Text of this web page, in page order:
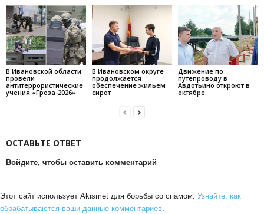
В Ивановской области
провели
антитеррористические
учения «Гроза-2026»
В Ивановском округе
продолжается
обеспечение жильем
сирот
Движение по
путепроводу в
Авдотьино откроют в
октябре
ОСТАВЬТЕ ОТВЕТ
Войдите, чтобы оставить комментарий
Этот сайт использует Akismet для борьбы со спамом. Узнайте, как
обрабатываются ваши данные комментариев